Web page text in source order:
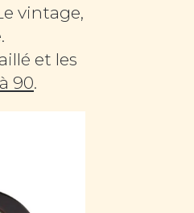
vintage,
et les
90.